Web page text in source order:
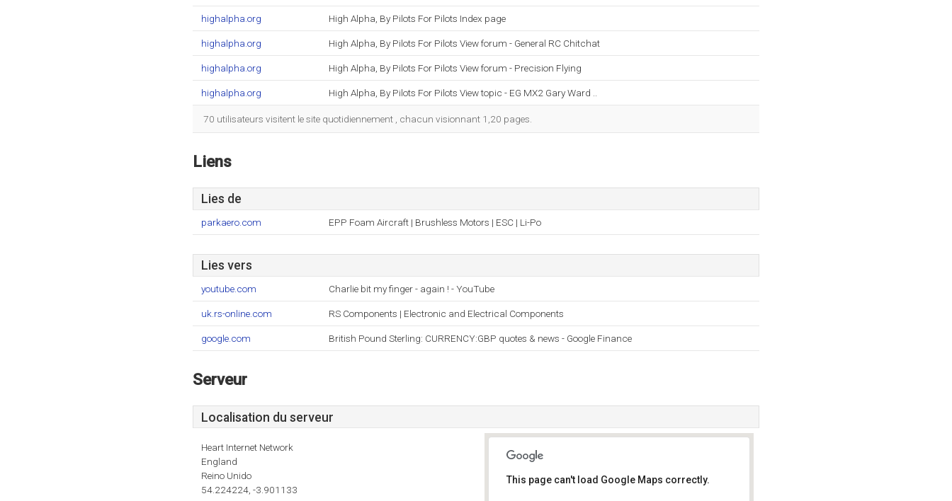
highalpha.org High Alpha, By Pilots For Pilots Index page
highalpha.org High Alpha, By Pilots For Pilots View forum - General RC Chitchat
highalpha.org High Alpha, By Pilots For Pilots View forum - Precision Flying
highalpha.org High Alpha, By Pilots For Pilots View topic - EG MX2 Gary Ward ..
70 utilisateurs visitent le site quotidiennement , chacun visionnant 1,20 pages.
Liens
Lies de
parkaero.com EPP Foam Aircraft | Brushless Motors | ESC | Li-Po
Lies vers
youtube.com Charlie bit my finger - again ! - YouTube
uk.rs-online.com RS Components | Electronic and Electrical Components
google.com British Pound Sterling: CURRENCY:GBP quotes & news - Google Finance
Serveur
Localisation du serveur
Heart Internet Network
England
Reino Unido
54.224224, -3.901133
This page can't load Google Maps correctly.